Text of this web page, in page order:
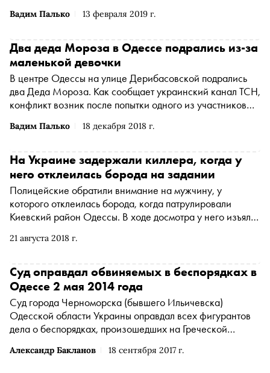
Вадим Палько 13 февраля 2019 г.
Вадим Палько 18 декабря 2018 г.
Два деда Мороза в Одессе подрались из-за
маленькой девочки
В центре Одессы на улице Дерибасовской подрались
два Деда Мороза. Как сообщает украинский канал ТСН,
конфликт возник после попытки одного из участников
21 августа 2018 г.
На Украине задержали киллера, когда у
него отклеилась борода на задании
Полицейские обратили внимание на мужчину, у
которого отклеилась борода, когда патрулировали
Киевский район Одессы. В ходе досмотра у него изъяли
Александр Бакланов 18 сентября 2017 г.
Суд оправдал обвиняемых в беспорядках в
Одессе 2 мая 2014 года
Суд города Черноморска (бывшего Ильичевска)
Одесской области Украины оправдал всех фигурантов
дела о беспорядках, произошедших на Греческой